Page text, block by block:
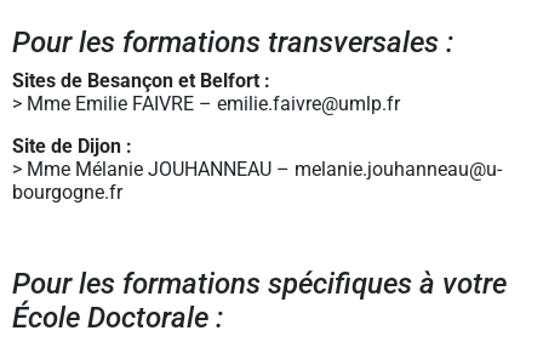
Pour les formations transversales :
Sites de Besançon et Belfort :
> Mme Emilie FAIVRE – emilie.faivre@umlp.fr
Site de Dijon :
> Mme Mélanie JOUHANNEAU – melanie.jouhanneau@u-
bourgogne.fr
Pour les formations spécifiques à votre
École Doctorale :